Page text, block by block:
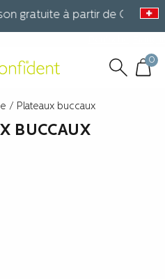
à partir de
0
/ Plateaux buccaux
BUCCAUX